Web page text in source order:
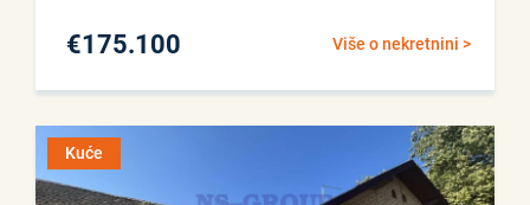
Više o nekretnini >
€175.100
Kuće